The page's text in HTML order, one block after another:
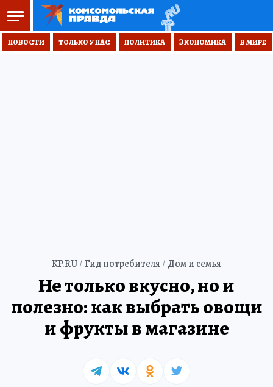
НОВОСТИ ТОЛЬКО У НАС ПОЛИТИКА ЭКОНОМИКА В МИРЕ
KP.RU Гид потребителя Дом и семья
Не только вкусно, но и
полезно: как выбрать овощи
и фрукты в магазине